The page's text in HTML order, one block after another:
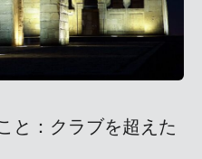
と：クラブを超えた